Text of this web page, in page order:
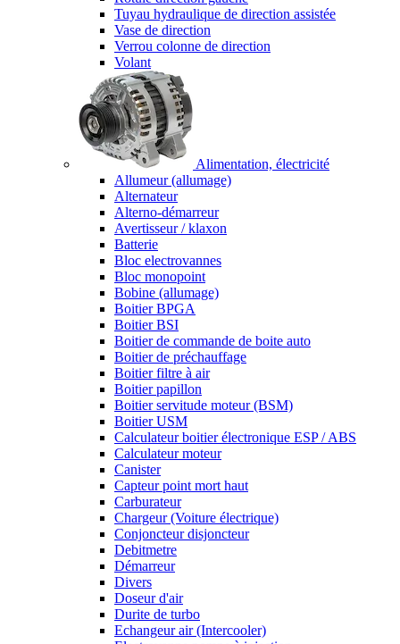
Tuyau hydraulique de direction assistée
Vase de direction
Verrou colonne de direction
Volant
Alimentation, électricité
Allumeur (allumage)
Alternateur
Alterno-démarreur
Avertisseur / klaxon
Batterie
Bloc electrovannes
Bloc monopoint
Bobine (allumage)
Boitier BPGA
Boitier BSI
Boitier de commande de boite auto
Boitier de préchauffage
Boitier filtre à air
Boitier papillon
Boitier servitude moteur (BSM)
Boitier USM
Calculateur boitier électronique ESP / ABS
Calculateur moteur
Canister
Capteur point mort haut
Carburateur
Chargeur (Voiture électrique)
Conjoncteur disjoncteur
Debitmetre
Démarreur
Divers
Doseur d'air
Durite de turbo
Echangeur air (Intercooler)